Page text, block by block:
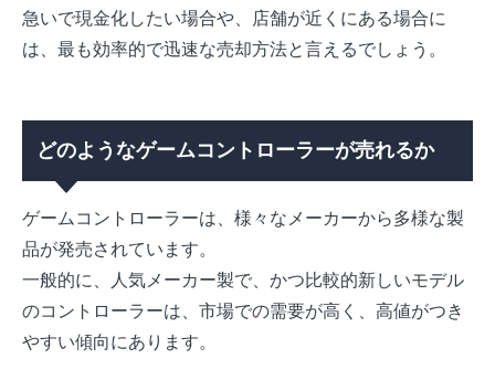
急いで現金化したい場合や、店舗が近くにある場合に
は、最も効率的で迅速な売却方法と言えるでしょう。
どのようなゲームコントローラーが売れるか
ゲームコントローラーは、様々なメーカーから多様な製
品が発売されています。
一般的に、人気メーカー製で、かつ比較的新しいモデル
のコントローラーは、市場での需要が高く、高値がつき
やすい傾向にあります。